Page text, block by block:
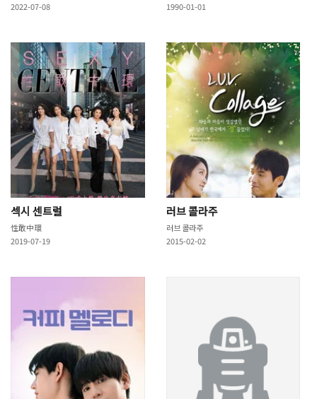
2022-07-08
1990-01-01
섹시 센트럴
性敢中環
2019-07-19
러브 콜라주
러브 콜라주
2015-02-02